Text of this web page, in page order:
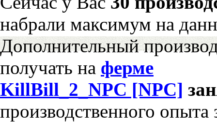
набрали максимум на
Дополнительный
получать на ферме
KillBill_2_NPC [NPC]
производственного опыта